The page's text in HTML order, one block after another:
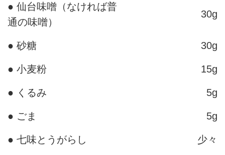
● 仙台味噌（なければ普
通の味噌）
30g
● 砂糖 30g
● 小麦粉 15g
● くるみ 5g
● ごま 5g
● 七味とうがらし 少々